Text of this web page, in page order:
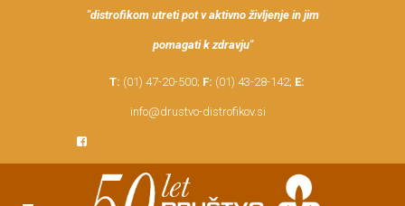
"distrofikom utreti pot v aktivno življenje in jim
pomagati k zdravju"
T: (01) 47-20-500; F: (01) 43-28-142; E:
info@drustvo-distrofikov.si